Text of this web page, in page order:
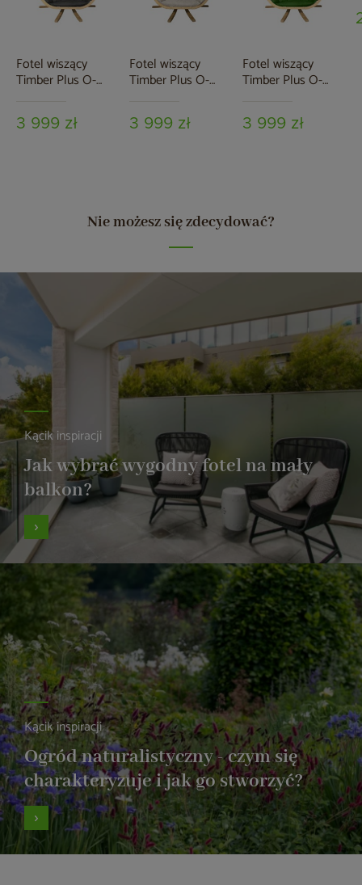
Fotel wiszący
Timber Plus O-
3 999 zł
Fotel wiszący
Timber Plus O-
3 999 zł
Fotel wiszący
Timber Plus O-
Green
3 999 zł
Nie możesz się zdecydować?
Kącik inspiracji
Jak wybrać wygodny fotel na mały
balkon?
Kącik inspiracji
Ogród naturalistyczny - czym się
charakteryzuje i jak go stworzyć?